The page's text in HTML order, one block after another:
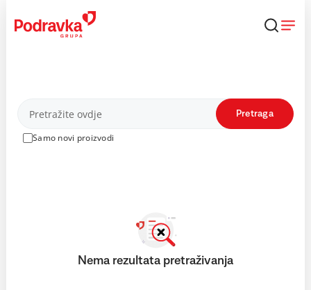
content
Proizvodi
Samo novi proizvodi
Pretraga
Nema rezultata pretraživanja